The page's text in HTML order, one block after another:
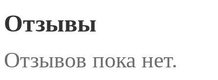
Отзывы
Отзывов пока нет.